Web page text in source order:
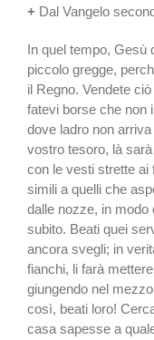
+ Dal Vangelo
In quel tempo, Gesù
piccolo gregge,
il Regno. Vendete
fatevi borse che non
dove ladro non
vostro tesoro, là
con le vesti strette ai
simili a quelli che
dalle nozze, in modo
subito. Beati quei
ancora svegli; in
fianchi, li farà
giungendo nel
così, beati loro!
casa sapesse a